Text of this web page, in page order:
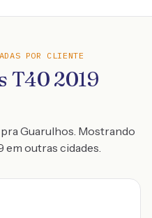
POR CLIENTE
T40 2019
Guarulhos. Mostrando
em outras cidades.